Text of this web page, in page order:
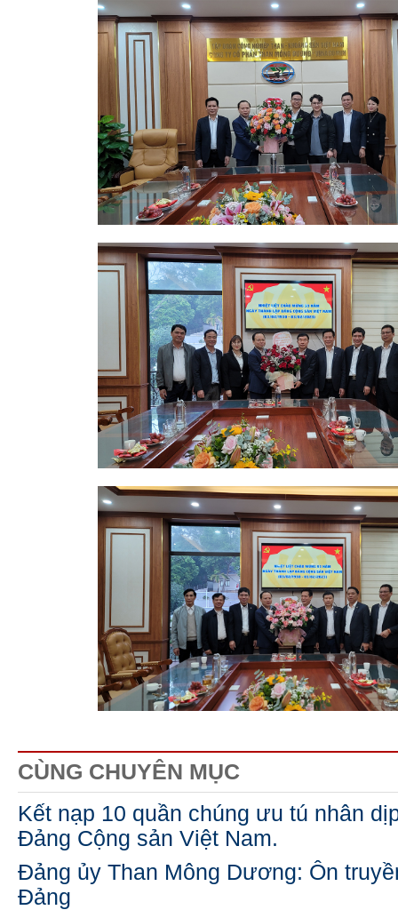
CÙNG CHUYÊN MỤC
Kết nạp 10 quần chúng ưu tú nhân
Đảng Cộng sản Việt Nam.
Đảng ủy Than Mông Dương: Ôn
Đảng